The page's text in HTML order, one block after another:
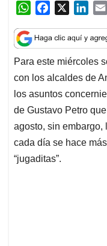
W
a
t
s
A
p
p
c
e
b
o
o
k
n
k
e
d
I
n
Para este miércoles
con los alcaldes de
los asuntos
de Gustavo Petro
agosto, sin embargo,
cada día se hace
“jugaditas”.